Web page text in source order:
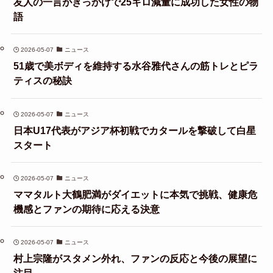
語
2026-05-07 ニュース
51歳で美ボディを維持する水谷雅代さんの筋トレとピラ
ティスの秘訣
2026-05-07 ニュース
日本U17代表がアジア杯初戦でカタールを撃破して白星
スタート
2026-05-07 ニュース
ママタルト大鶴肥満がダイエットに本気で挑戦、健康危
機感とファンの期待に応える決意
2026-05-07 ニュース
村上宗隆がスタメン外れ、ファンの反応と今後の展望に